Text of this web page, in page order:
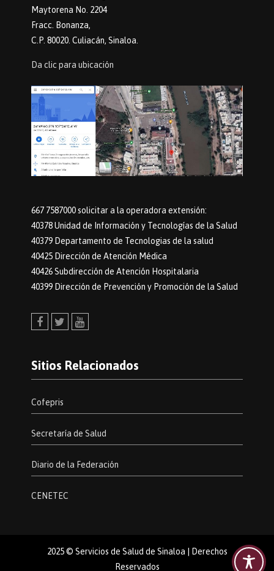
Maytorena No. 2204
Fracc. Bonanza,
C.P. 80020. Culiacán, Sinaloa.
Da clic para ubicación
667 7587000 solicitar a la operadora extensión:
40378 Unidad de Información y Tecnologías de la Salud
40379 Departamento de Tecnologias de la salud
40425 Dirección de Atención Médica
40426 Subdirección de Atención Hospitalaria
40399 Dirección de Prevención y Promoción de la Salud
Sitios Relacionados
Cofepris
Secretaría de Salud
Diario de la Federación
CENETEC
2025 © Servicios de Salud de Sinaloa | Derechos
Reservados